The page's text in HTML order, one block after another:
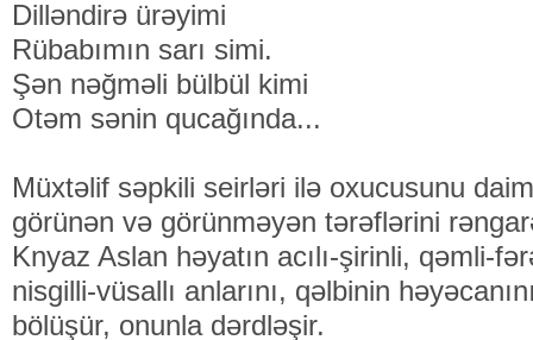
Dilləndirə ürəyimi
Rübabımın sarı simi.
Şən nəğməli bülbül kimi
Otəm sənin qucağında...
Müxtəlif səpkili seirləri ilə oxucusunu
görünən və görünməyən tərəflərini
Knyaz Aslan həyatın acılı-şirinli, qəmli-
nisgilli-vüsallı anlarını, qəlbinin
bölüşür, onunla dərdləşir.